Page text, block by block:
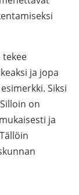
tekee
ja jopa
Siksi
on
ja